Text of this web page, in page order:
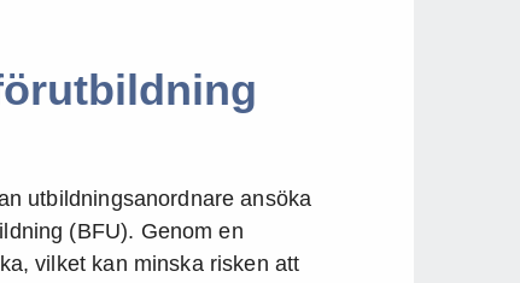
utbildningsanordnare ansöka
(BFU). Genom en
vilket kan minska risken att